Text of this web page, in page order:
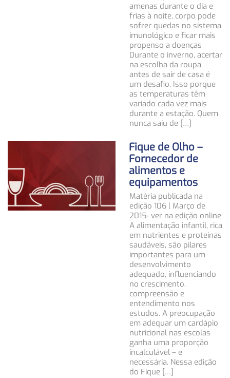
amenas durante o dia e
frias à noite, corpo pode
sofrer quedas no sistema
imunológico e ficar mais
propenso a doenças
Durante o inverno, acertar
na escolha da roupa
antes de sair de casa é
um desafio. Isso porque
as temperaturas têm
variado cada vez mais
durante a estação. Quem
nunca saiu de […]
Fique de Olho –
Fornecedor de
alimentos e
equipamentos
Matéria publicada na
edição 106 | Março de
2015- ver na edição online
A alimentação infantil, rica
em nutrientes e proteínas
saudáveis, são pilares
importantes para um
desenvolvimento
adequado, influenciando
no crescimento,
compreensão e
entendimento nos
estudos. A preocupação
em adequar um cardápio
nutricional nas escolas
ganha uma proporção
incalculável – e
necessária. Nessa edição
do Fique […]